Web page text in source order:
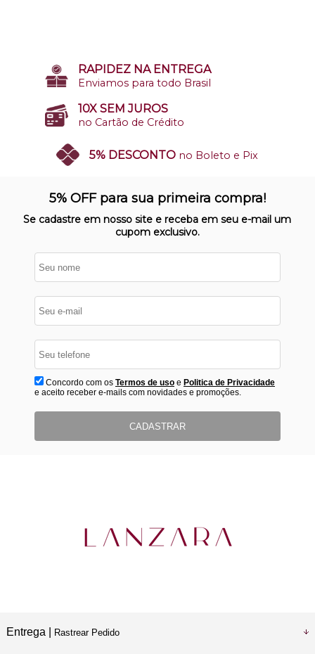
RAPIDEZ NA ENTREGA
Enviamos para todo Brasil
10X SEM JUROS
no Cartão de Crédito
5% DESCONTO no Boleto e Pix
Nosso site opera em ambiente
protegido
5% OFF para sua primeira compra!
Se cadastre em nosso site e receba em seu e-mail um
cupom exclusivo.
Concordo com os Termos de usoe Politica de Privacidade
e aceito receber e-mails com novidades e promoções.
CADASTRAR
Entrega | Rastrear Pedido